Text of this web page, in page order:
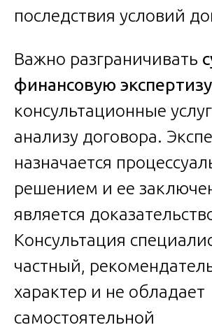
последствия условий
Важно разграничивать
финансовую экспертизу
консультационные
анализу договора.
назначается
решением и ее
является
Консультация
частный,
характер и не обладает
самостоятельной